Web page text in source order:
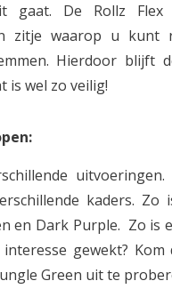
gaat. De Rollz Flex
zitje waarop u kunt
Hierdoor blijft
is wel zo veilig!
kaders. Zo
en Dark Purple. Zo is
gewekt? Kom
Green uit te